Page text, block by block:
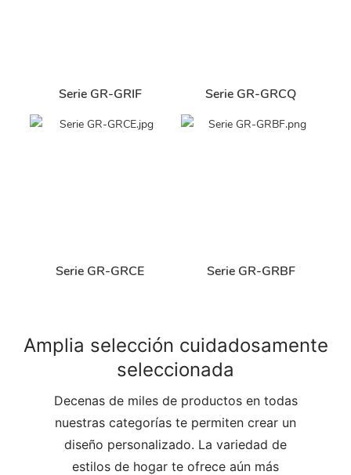
Serie GR-GRIF Serie GR-GRCQ
Serie GR-GRCE Serie GR-GRBF
Amplia selección cuidadosamente
seleccionada
Decenas de miles de productos en todas
nuestras categorías te permiten crear un
diseño personalizado. La variedad de
estilos de hogar te ofrece aún más